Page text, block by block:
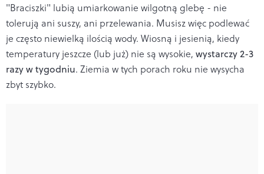
"Braciszki" lubią umiarkowanie wilgotną glebę - nie
tolerują ani suszy, ani przelewania. Musisz więc podlewać
je często niewielką ilością wody. Wiosną i jesienią, kiedy
temperatury jeszcze (lub już) nie są wysokie, wystarczy 2-3
razy w tygodniu. Ziemia w tych porach roku nie wysycha
zbyt szybko.